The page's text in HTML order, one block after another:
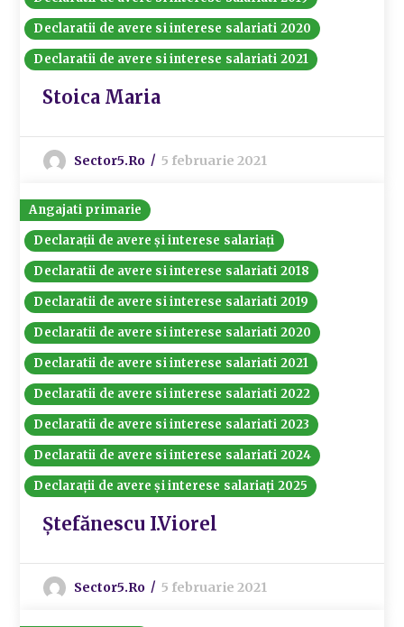
Declaratii de avere si interese salariati 2020
Declaratii de avere si interese salariati 2021
Stoica Maria
Sector5.ro 5 februarie 2021
Angajati primarie
Declarații de avere și interese salariați
Declaratii de avere si interese salariati 2018
Declaratii de avere si interese salariati 2019
Declaratii de avere si interese salariati 2020
Declaratii de avere si interese salariati 2021
Declaratii de avere si interese salariati 2022
Declaratii de avere si interese salariati 2023
Declaratii de avere si interese salariati 2024
Declarații de avere și interese salariați 2025
Ștefănescu I.Viorel
Sector5.ro 5 februarie 2021